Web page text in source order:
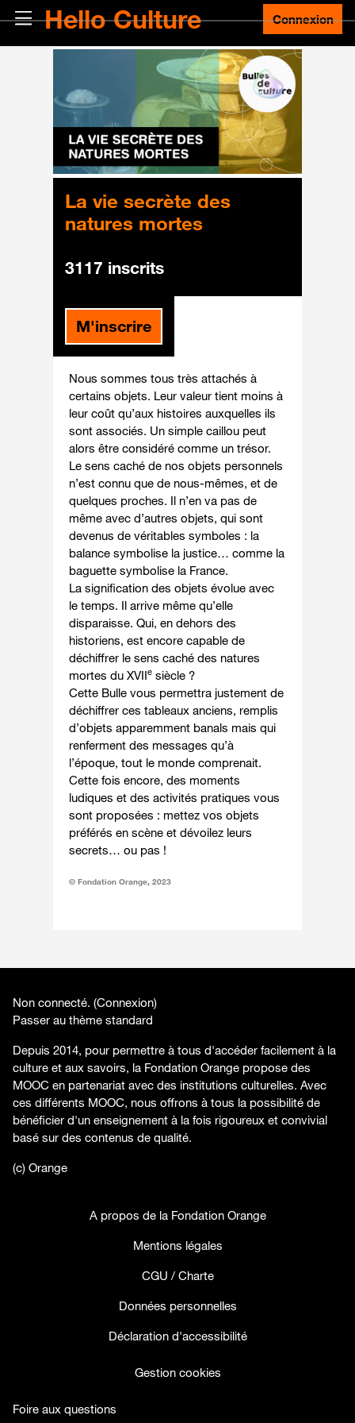
Passer au contenu principal
Panneau latéral
Hello Culture Connexion
La vie secrète des
natures mortes
3117 inscrits
M'inscrire
Nous sommes tous très attachés à
certains objets. Leur valeur tient moins à
leur coût qu’aux histoires auxquelles ils
sont associés. Un simple caillou peut
alors être considéré comme un trésor.
Le sens caché de nos objets personnels
n’est connu que de nous-mêmes, et de
quelques proches. Il n’en va pas de
même avec d’autres objets, qui sont
devenus de véritables symboles : la
balance symbolise la justice… comme la
baguette symbolise la France.
La signification des objets évolue avec
le temps. Il arrive même qu’elle
disparaisse. Qui, en dehors des
historiens, est encore capable de
déchiffrer le sens caché des natures
mortes du XVIIe siècle ?
Cette Bulle vous permettra justement de
déchiffrer ces tableaux anciens, remplis
d’objets apparemment banals mais qui
renferment des messages qu’à
l’époque, tout le monde comprenait.
Cette fois encore, des moments
ludiques et des activités pratiques vous
sont proposées : mettez vos objets
préférés en scène et dévoilez leurs
secrets… ou pas !
© Fondation Orange, 2023
Non connecté. (Connexion)
Passer au thème standard
Depuis 2014, pour permettre à tous d'accéder facilement à la
culture et aux savoirs, la Fondation Orange propose des
MOOC en partenariat avec des institutions culturelles. Avec
ces différents MOOC, nous offrons à tous la possibilité de
bénéficier d'un enseignement à la fois rigoureux et convivial
basé sur des contenus de qualité.
(c) Orange
A propos de la Fondation Orange
Mentions légales
CGU / Charte
Données personnelles
Déclaration d'accessibilité
Gestion cookies
Foire aux questions